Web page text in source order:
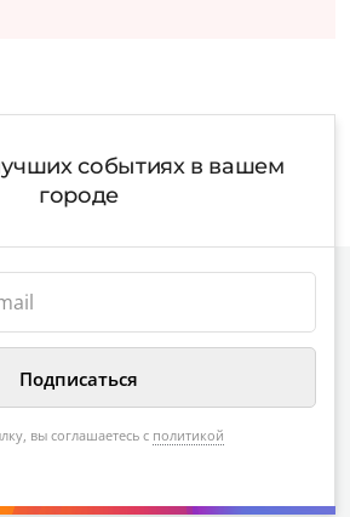
событиях в вашем
городе
вы соглашаетесь с политикой